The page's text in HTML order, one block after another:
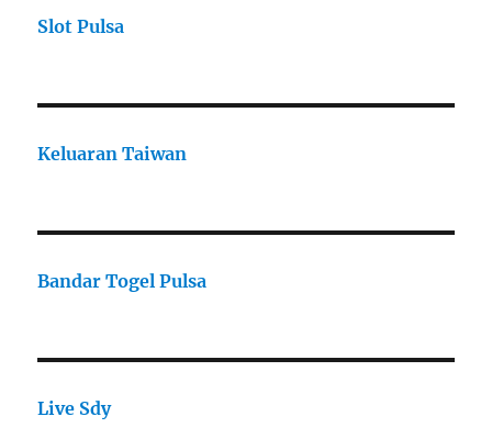
Slot Pulsa
Keluaran Taiwan
Bandar Togel Pulsa
Live Sdy